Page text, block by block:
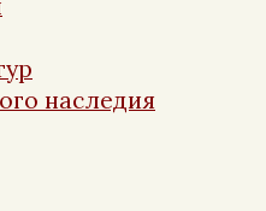
наследия